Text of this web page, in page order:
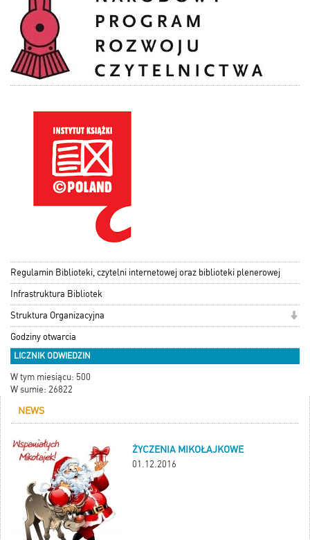
Regulamin Biblioteki, czytelni internetowej oraz biblioteki plenerowej
Infrastruktura Bibliotek
Struktura Organizacyjna
Godziny otwarcia
LICZNIK ODWIEDZIN
W tym miesiącu: 500
W sumie: 26822
NEWS
ŻYCZENIA MIKOŁAJKOWE
01.12.2016